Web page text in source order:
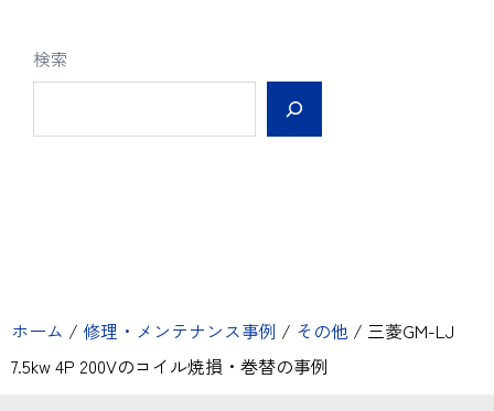
検索
ホーム / 修理・メンテナンス事例 / その他 / 三菱GM-LJ
7.5kw 4P 200Vのコイル焼損・巻替の事例